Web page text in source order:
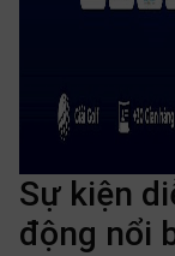
Sự kiện
động nổi